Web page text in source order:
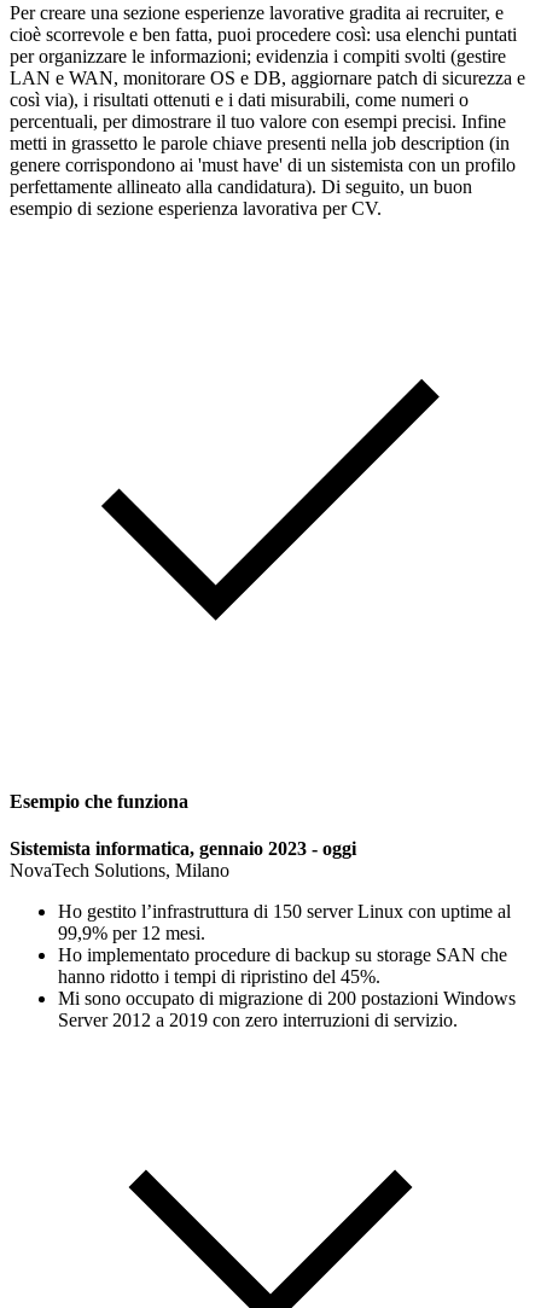
Per creare una sezione esperienze lavorative gradita ai recruiter, e
cioè scorrevole e ben fatta, puoi procedere così: usa elenchi puntati
per organizzare le informazioni; evidenzia i compiti svolti (gestire
LAN e WAN, monitorare OS e DB, aggiornare patch di sicurezza e
così via), i risultati ottenuti e i dati misurabili, come numeri o
percentuali, per dimostrare il tuo valore con esempi precisi. Infine
metti in grassetto le parole chiave presenti nella job description (in
genere corrispondono ai 'must have' di un sistemista con un profilo
perfettamente allineato alla candidatura). Di seguito, un buon
esempio di sezione esperienza lavorativa per CV.
Esempio che funziona
Sistemista informatica, gennaio 2023 - oggi
NovaTech Solutions, Milano
Ho gestito l’infrastruttura di 150 server Linux con uptime al
99,9% per 12 mesi.
Ho implementato procedure di backup su storage SAN che
hanno ridotto i tempi di ripristino del 45%.
Mi sono occupato di migrazione di 200 postazioni Windows
Server 2012 a 2019 con zero interruzioni di servizio.